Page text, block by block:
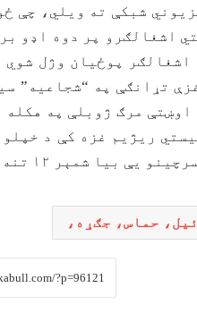
شبکې ته ویلي، چې
اشغالګرو پر دوه اډو
۴ او رفح کې ۲ اشغالګر
تړانګې په “شجاعیه”
اوښتې مرګ ژوبلې په
ريژیم غزه کې د
بیا شمېر ۱۲ تنه ښودلی و.
حماس، جګړه،